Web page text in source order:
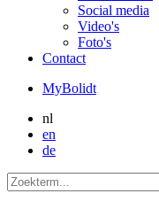
Social media
Video's
Foto's
Contact
MyBolidt
nl
en
de